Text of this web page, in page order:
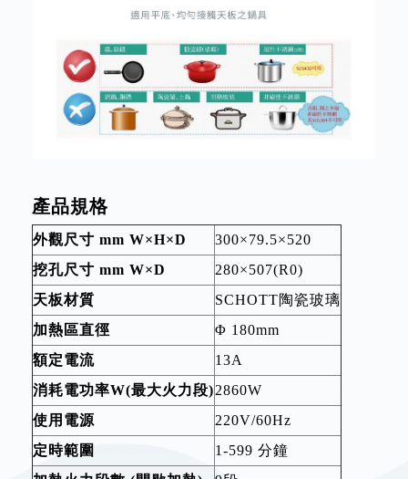
產品規格
外觀尺寸 mm W×H×D
300×79.5×520
挖孔尺寸 mm W×D
280×507(R0)
天板材質
SCHOTT陶瓷玻璃
加熱區直徑
Φ 180mm
額定電流
13A
消耗電功率W(最大火力段)2860W
使用電源
220V/60Hz
定時範圍
1-599 分鐘